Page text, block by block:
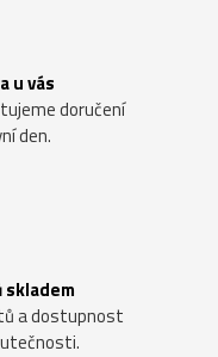
u vás
doručení
den.
skladem
a dostupnost